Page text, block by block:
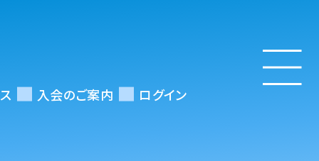
入会のご案内 ログイン